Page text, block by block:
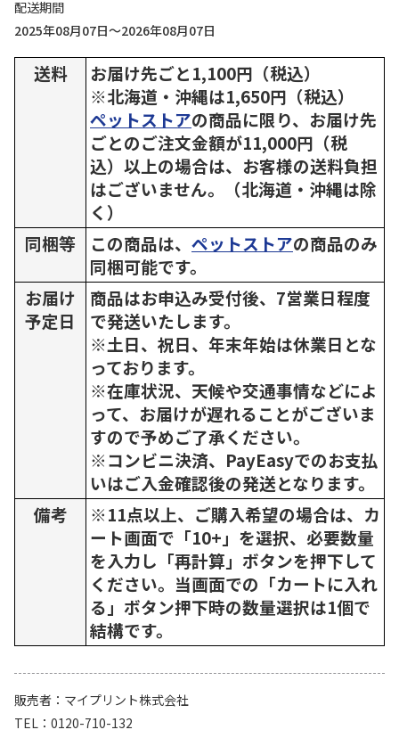
配送期間
2025年08月07日～2026年08月07日
送料
お届け先ごと1,100円（税込）
※北海道・沖縄は1,650円（税込）
ペットストアの商品に限り、お届け先
ごとのご注文金額が11,000円（税
込）以上の場合は、お客様の送料負担
はございません。（北海道・沖縄は除
く）
同梱等
この商品は、 ペットストアの商品のみ
同梱可能です。
お届け
予定日
商品はお申込み受付後、7営業日程度
で発送いたします。
※土日、祝日、年末年始は休業日とな
っております。
※在庫状況、天候や交通事情などによ
って、お届けが遅れることがございま
すので予めご了承ください。
※コンビニ決済、PayEasyでのお支払
いはご入金確認後の発送となります。
備考
※11点以上、ご購入希望の場合は、カ
ート画面で「10+」を選択、必要数量
を入力し「再計算」ボタンを押下して
ください。当画面での「カートに入れ
る」ボタン押下時の数量選択は1個で
結構です。
販売者
マイプリント株式会社
TEL
0120-710-132